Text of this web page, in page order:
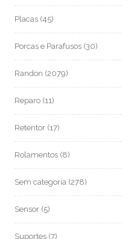
Placas (45)
Porcas e Parafusos (30)
Randon (2079)
Reparo (11)
Retentor (17)
Rolamentos (8)
Sem categoria (278)
Sensor (5)
Suportes (7)